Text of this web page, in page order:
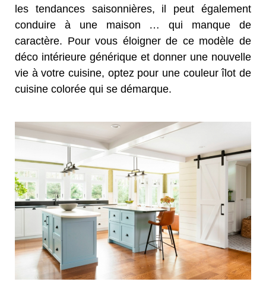
les tendances saisonnières, il peut également
conduire à une maison … qui manque de
caractère. Pour vous éloigner de ce modèle de
déco intérieure générique et donner une nouvelle
vie à votre cuisine, optez pour une couleur îlot de
cuisine colorée qui se démarque.